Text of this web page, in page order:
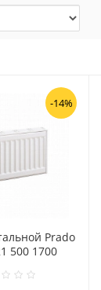
-14%
Prado
500 1700